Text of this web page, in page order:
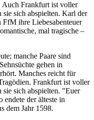
Auch Frankfurt ist voller
sie sich abspielten. Karl der
ihre Liebesabenteuer
mal tragische –
manche Paare sind
gehen in
Manches reicht für
Frankfurt ist voller
sie sich abspielten. "Euer
endete der älteste in
dem Jahr 1598.